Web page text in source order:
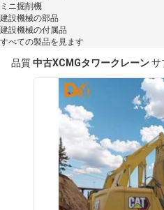
ミニ掘削機
建設機械の部品
建設機械の付属品
すべての製品を見ます
品質中古XCMGタワークレーンサ